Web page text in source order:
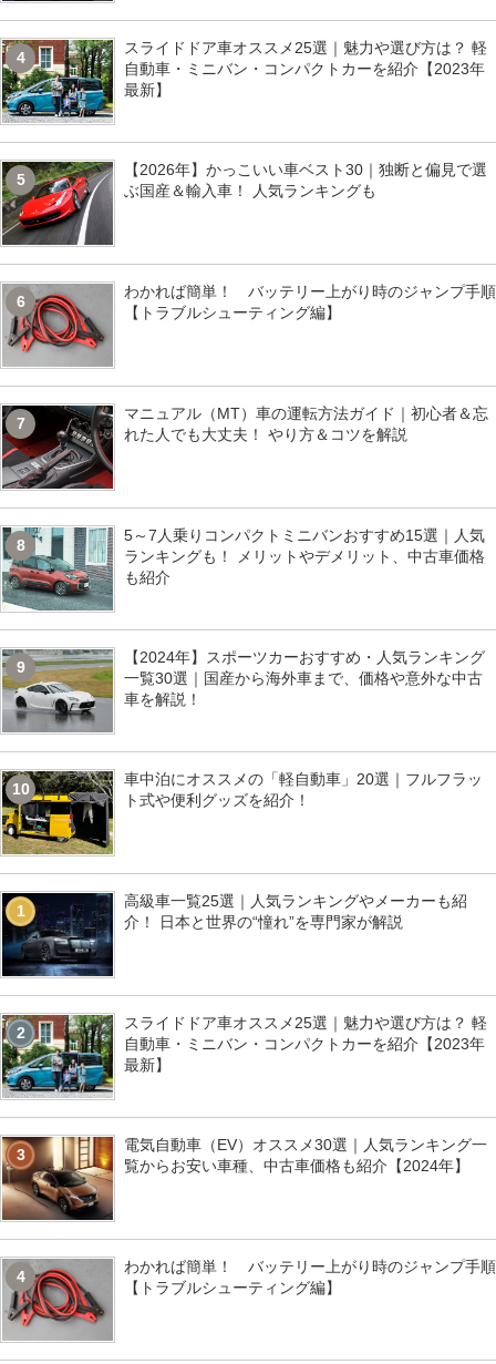
4
スライドドア車オススメ25選｜魅力や選び方は？ 軽
自動車・ミニバン・コンパクトカーを紹介【2023年
最新】
5
【2026年】かっこいい車ベスト30｜独断と偏見で選
ぶ国産＆輸入車！ 人気ランキングも
6
わかれば簡単！ バッテリー上がり時のジャンプ手順
【トラブルシューティング編】
7
マニュアル（MT）車の運転方法ガイド｜初心者＆忘
れた人でも大丈夫！ やり方＆コツを解説
8
5～7人乗りコンパクトミニバンおすすめ15選｜人気
ランキングも！ メリットやデメリット、中古車価格
も紹介
9
【2024年】スポーツカーおすすめ・人気ランキング
一覧30選｜国産から海外車まで、価格や意外な中古
車を解説！
10
車中泊にオススメの「軽自動車」20選｜フルフラッ
ト式や便利グッズを紹介！
1
高級車一覧25選｜人気ランキングやメーカーも紹
介！ 日本と世界の“憧れ”を専門家が解説
2
スライドドア車オススメ25選｜魅力や選び方は？ 軽
自動車・ミニバン・コンパクトカーを紹介【2023年
最新】
3
電気自動車（EV）オススメ30選｜人気ランキング一
覧からお安い車種、中古車価格も紹介【2024年】
4
わかれば簡単！ バッテリー上がり時のジャンプ手順
【トラブルシューティング編】